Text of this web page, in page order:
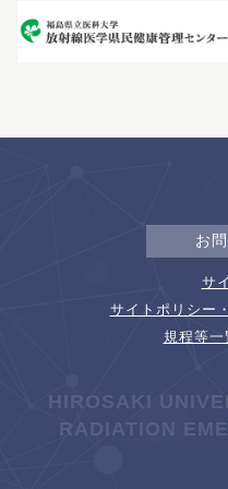
お
サ
サイトポリシー
規程等一
HIROSAKI
RADIATION